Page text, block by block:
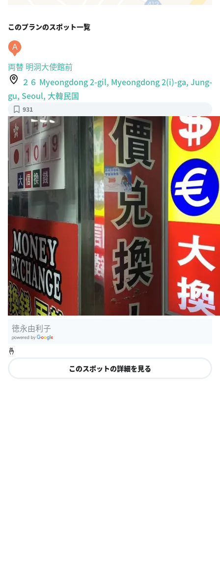
このプランのスポット一覧
A
両替 明洞大使館前
２６ Myeongdong 2-gil, Myeongdong 2(i)-ga, Jung-
gu, Seoul, 大韓民国
931
徳永由利子
oogle Plac
🤞
このスポットの詳細を見る